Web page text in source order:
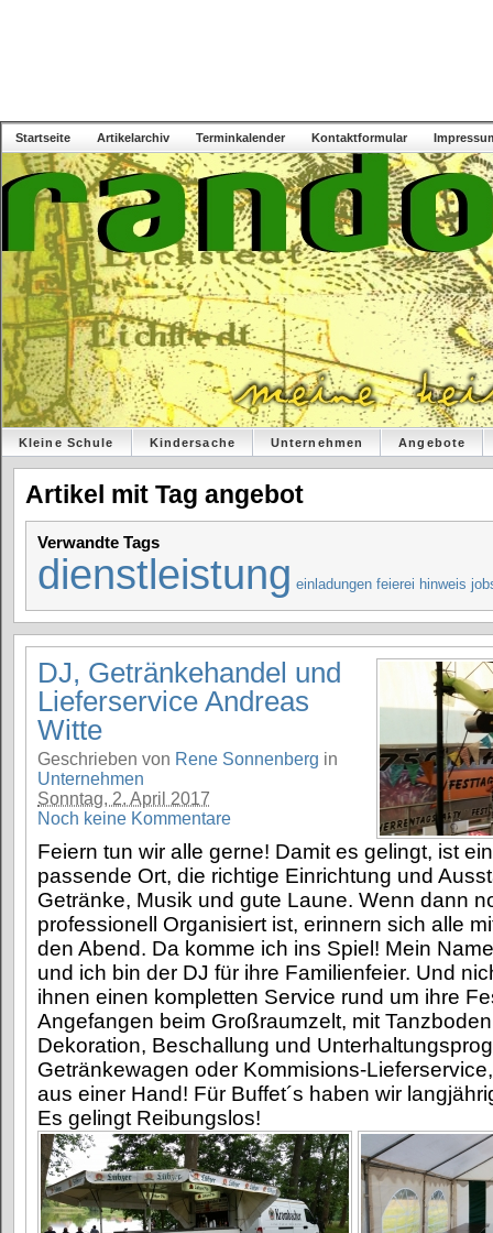
Startseite Artikelarchiv Terminkalender Kontaktformular
Kleine Schule Kindersache Unternehmen Angebote
Artikel mit Tag angebot
Verwandte Tags
dienstleistung einladungen feierei hinweis
DJ, Getränkehandel und
Lieferservice Andreas
Witte
Geschrieben von Rene Sonnenberg in
Unternehmen
Sonntag, 2. April 2017
Noch keine Kommentare
Feiern tun wir alle gerne! Damit es gelingt, ist
passende Ort, die richtige Einrichtung und
Getränke, Musik und gute Laune. Wenn dann
professionell Organisiert ist, erinnern sich alle
den Abend. Da komme ich ins Spiel! Mein
und ich bin der DJ für ihre Familienfeier. Und
ihnen einen kompletten Service rund um ihre
Angefangen beim Großraumzelt, mit
Dekoration, Beschallung und
Getränkewagen oder Kommisions-
aus einer Hand! Für Buffet´s haben wir
Es gelingt Reibungslos!